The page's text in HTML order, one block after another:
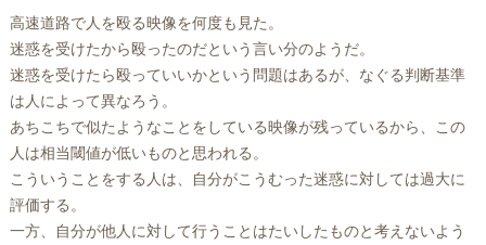
高速道路で人を殴る映像を何度も見た。
迷惑を受けたから殴ったのだという言い分のようだ。
迷惑を受けたら殴っていいかという問題はあるが、なぐる判断基準
は人によって異なろう。
あちこちで似たようなことをしている映像が残っているから、この
人は相当閾値が低いものと思われる。
こういうことをする人は、自分がこうむった迷惑に対しては過大に
評価する。
一方、自分が他人に対して行うことはたいしたものと考えないよう